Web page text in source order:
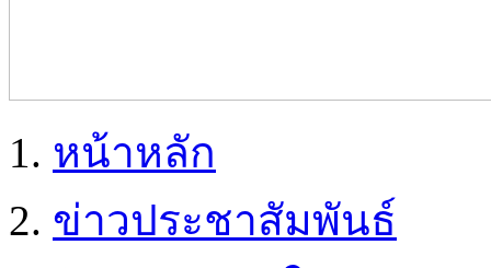
หน้าหลัก
ข่าวประชาสัมพันธ์